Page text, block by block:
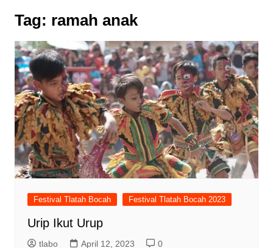
Tag: ramah anak
Festival Tlatah Bocah Festival Tlatah Bocah 2023
Urip Ikut Urup
tlabo April 12, 2023 0